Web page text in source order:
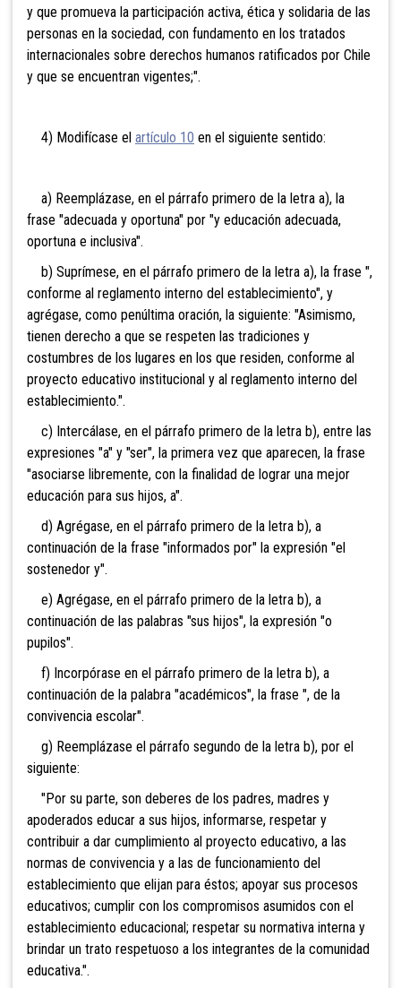
y que promueva la participación activa, ética y solidaria de las
personas en la sociedad, con fundamento en los tratados
internacionales sobre derechos humanos ratificados por Chile
y que se encuentran vigentes;".
4) Modifícase el artículo 10 en el siguiente sentido:
a) Reemplázase, en el párrafo primero de la letra a), la
frase "adecuada y oportuna" por "y educación adecuada,
oportuna e inclusiva".
b) Suprímese, en el párrafo primero de la letra a), la frase ",
conforme al reglamento interno del establecimiento", y
agrégase, como penúltima oración, la siguiente: "Asimismo,
tienen derecho a que se respeten las tradiciones y
costumbres de los lugares en los que residen, conforme al
proyecto educativo institucional y al reglamento interno del
establecimiento.".
c) Intercálase, en el párrafo primero de la letra b), entre las
expresiones "a" y "ser", la primera vez que aparecen, la frase
"asociarse libremente, con la finalidad de lograr una mejor
educación para sus hijos, a".
d) Agrégase, en el párrafo primero de la letra b), a
continuación de la frase "informados por" la expresión "el
sostenedor y".
e) Agrégase, en el párrafo primero de la letra b), a
continuación de las palabras "sus hijos", la expresión "o
pupilos".
f) Incorpórase en el párrafo primero de la letra b), a
continuación de la palabra "académicos", la frase ", de la
convivencia escolar".
g) Reemplázase el párrafo segundo de la letra b), por el
siguiente:
"Por su parte, son deberes de los padres, madres y
apoderados educar a sus hijos, informarse, respetar y
contribuir a dar cumplimiento al proyecto educativo, a las
normas de convivencia y a las de funcionamiento del
establecimiento que elijan para éstos; apoyar sus procesos
educativos; cumplir con los compromisos asumidos con el
establecimiento educacional; respetar su normativa interna y
brindar un trato respetuoso a los integrantes de la comunidad
educativa.".